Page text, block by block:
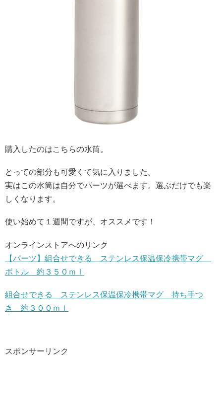
購入したのはこちらの水筒。
とっての部分も可愛くて気に入りました。
実はこの水筒は自分でパーツが選べます。選ぶだけでも楽
しくなります。
使い始めて１週間ですが、オススメです！
オンラインストアへのリンク
【パーツ】組合せできる ステンレス保温保冷携帯マグ
ボトル 約３５０ｍｌ
組合せできる ステンレス保温保冷携帯マグ 持ち手つ
き 約３００ｍｌ
スポンサーリンク